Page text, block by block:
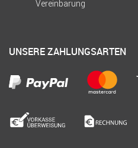
Vereinbarung
UNSERE ZAHLUNGSARTEN